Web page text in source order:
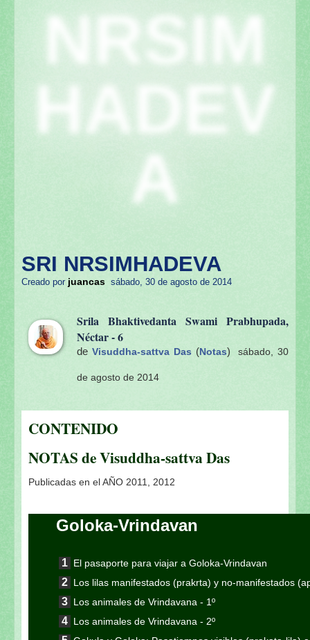
NRSIM
HADEV
A
SRI NRSIMHADEVA
Creado por juancas sábado, 30 de agosto de 2014
Srila Bhaktivedanta Swami Prabhupada,
Néctar - 6
de Visuddha-sattva Das (Notas)sábado, 30
de agosto de 2014
CONTENIDO
NOTAS de Visuddha-sattva Das
Publicadas en el AÑO 2011, 2012
Goloka-Vrindavan
El pasaporte para viajar a Goloka-Vrindavan
Los lilas manifestados (prakrta) y no-manifestados
Los animales de Vrindavana - 1º
Los animales de Vrindavana - 2º